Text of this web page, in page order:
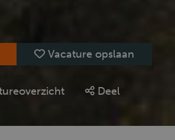
Vacature opslaan
Deel